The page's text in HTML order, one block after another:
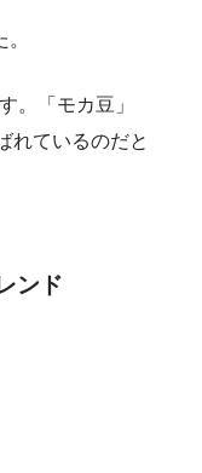
。「モカ豆」
れているのだと
ンド